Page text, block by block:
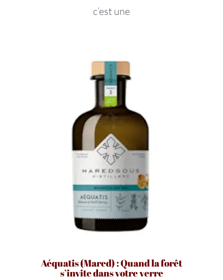
c’est une
Aéquatis (Mared) : Quand la forêt
s’invite dans votre verre